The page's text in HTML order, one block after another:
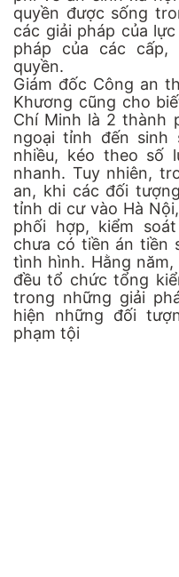
quyền được sống
các giải pháp của
pháp của các cấp,
quyền.
Giám đốc Công an
Khương cũng cho
Chí Minh là 2 thành
ngoại tỉnh đến sinh
nhiều, kéo theo số
nhanh. Tuy nhiên,
an, khi các đối
tỉnh di cư vào Hà
phối hợp, kiểm
chưa có tiền án tiền
tình hình. Hằng
đều tổ chức tổng
trong những giải
hiện những đối
phạm tội